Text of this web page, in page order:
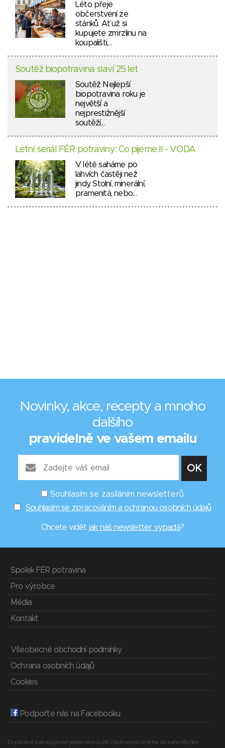
Léto přeje
občerstvení ze
stánků. Ať už si
kupujete zmrzlinu na
koupališti,…
Soutěž biopotravina slaví 25 let
Soutěž Nejlepší
biopotravina roku je
největší a
nejprestižnější
soutěží…
Letní seriál FÉR potraviny: Co pijeme II - VODA
V létě saháme po
lahvích častěji než
jindy. Stolní, minerální,
pramenitá, nebo…
Novinky, akce, recepty a mnoho
dalšího
pravidelně ve vašem emailu
Souhlasím se zasíláním newsletterů
Souhlasím se zpracováním a ochranou osobních údajů
Chcete vidět jak náš newsletter vypadá?
Spolek FÉR potravina
Pro výrobce
Média
Kontakt
Všeobecné obchodní podmínky
Ochrana osobních údajů
Cookies
Podpořte nás na Facebooku
Explicitně zakazujeme jakékoli použití části nebo celého obsahu těchto